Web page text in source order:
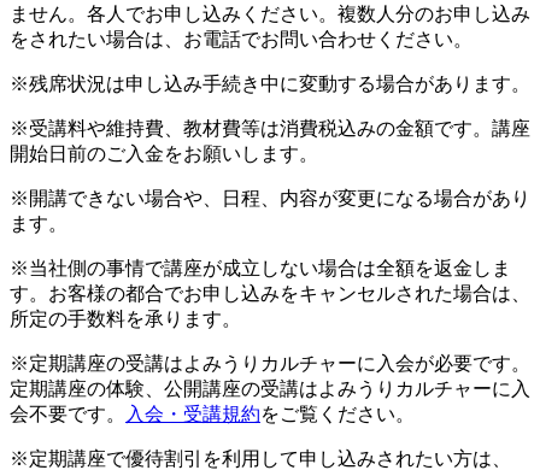
ません。各人でお申し込みください。複数人分のお申し込み
をされたい場合は、お電話でお問い合わせください。
※残席状況は申し込み手続き中に変動する場合があります。
※受講料や維持費、教材費等は消費税込みの金額です。講座
開始日前のご入金をお願いします。
※開講できない場合や、日程、内容が変更になる場合があり
ます。
※当社側の事情で講座が成立しない場合は全額を返金しま
す。お客様の都合でお申し込みをキャンセルされた場合は、
所定の手数料を承ります。
※定期講座の受講はよみうりカルチャーに入会が必要です。
定期講座の体験、公開講座の受講はよみうりカルチャーに入
会不要です。
入会・受講規約をご覧ください。
※定期講座で優待割引を利用して申し込みされたい方は、